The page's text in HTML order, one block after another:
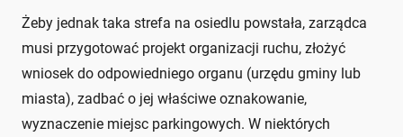
Żeby jednak taka strefa na osiedlu powstała, zarządca
musi przygotować projekt organizacji ruchu, złożyć
wniosek do odpowiedniego organu (urzędu gminy lub
miasta), zadbać o jej właściwe oznakowanie,
wyznaczenie miejsc parkingowych. W niektórych